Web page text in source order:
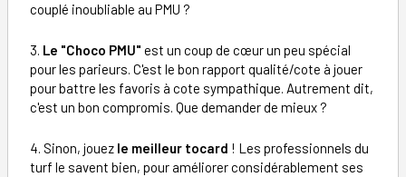
couplé inoubliable au PMU ?
3. Le "Choco PMU" est un coup de cœur un peu spécial
pour les parieurs. C'est le bon rapport qualité/cote à jouer
pour battre les favoris à cote sympathique. Autrement dit,
c'est un bon compromis. Que demander de mieux ?
4. Sinon, jouez le meilleur tocard ! Les professionnels du
turf le savent bien, pour améliorer considérablement ses